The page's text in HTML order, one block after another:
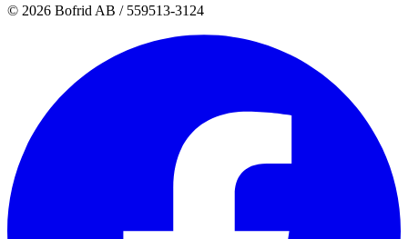
© 2026 Bofrid AB / 559513-3124